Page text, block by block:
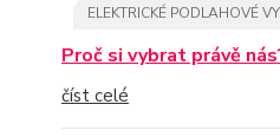
ELEKTRICKÉ PODLAHOVÉ
Proč si vybrat právě
číst celé